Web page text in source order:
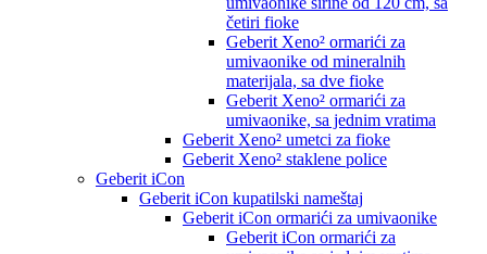
četiri fioke
Geberit Xeno² ormarići za
umivaonike od mineralnih
materijala, sa dve fioke
Geberit Xeno² ormarići za
umivaonike, sa jednim vratima
Geberit Xeno² umetci za fioke
Geberit Xeno² staklene police
Geberit iCon
Geberit iCon kupatilski nameštaj
Geberit iCon ormarići za umivaonike
Geberit iCon ormarići za